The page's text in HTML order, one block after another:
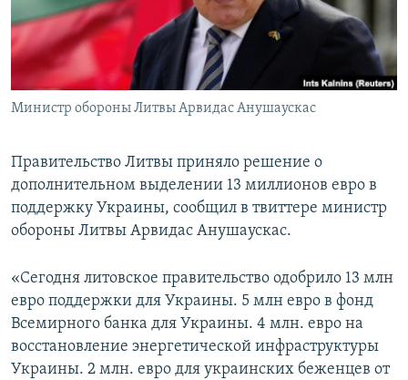
ПОБЕДИТЕЛЕЙ НЕ СУДЯТ?
КРЫМ.НЕПОКОРЕННЫЙ
ELIFBE
УКРАИНСКАЯ ПРОБЛЕМА КРЫМА
ПРИСОЕДИНЯЙТЕСЬ!
Министр обороны Литвы Арвидас Анушаускас
Правительство Литвы приняло решение о
дополнительном выделении 13 миллионов евро в
поддержку Украины, сообщил в твиттере министр
обороны Литвы Арвидас Анушаускас.
«Сегодня литовское правительство одобрило 13 млн
евро поддержки для Украины. 5 млн евро в фонд
Всемирного банка для Украины. 4 млн. евро на
восстановление энергетической инфраструктуры
Украины. 2 млн. евро для украинских беженцев от